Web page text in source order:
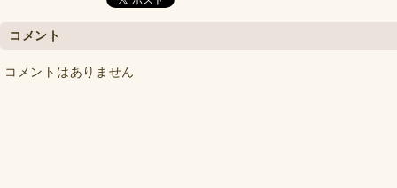
コメント
コメントはありません